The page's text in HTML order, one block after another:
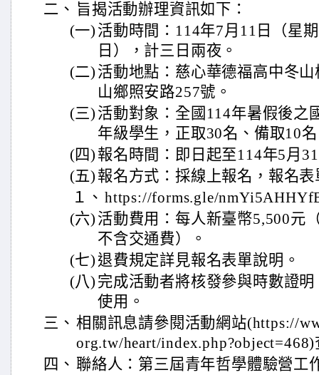
二、 旨揭活動辦理資訊如下：
(一) 活動時間：114年7月11日（星
日），計三日兩夜。
(二) 活動地點：慈心華德福高中冬
山鄉照安路257號。
(三) 活動對象：全國114年暑假後之
年級學生，正取30名、備取10
(四) 報名時間：即日起至114年5月
(五) 報名方式：採線上報名，報名
１、 https://forms.gle/
(六) 活動費用：每人新臺幣5,500元
不含交通費）。
(七) 退費規定詳見報名表單說明。
(八) 完成活動者將核發參與時數證
使用。
三、 相關訊息請參閱活動網站(https://
org.tw/heart/
四、 聯絡人：第三屆青年哲學體驗營工